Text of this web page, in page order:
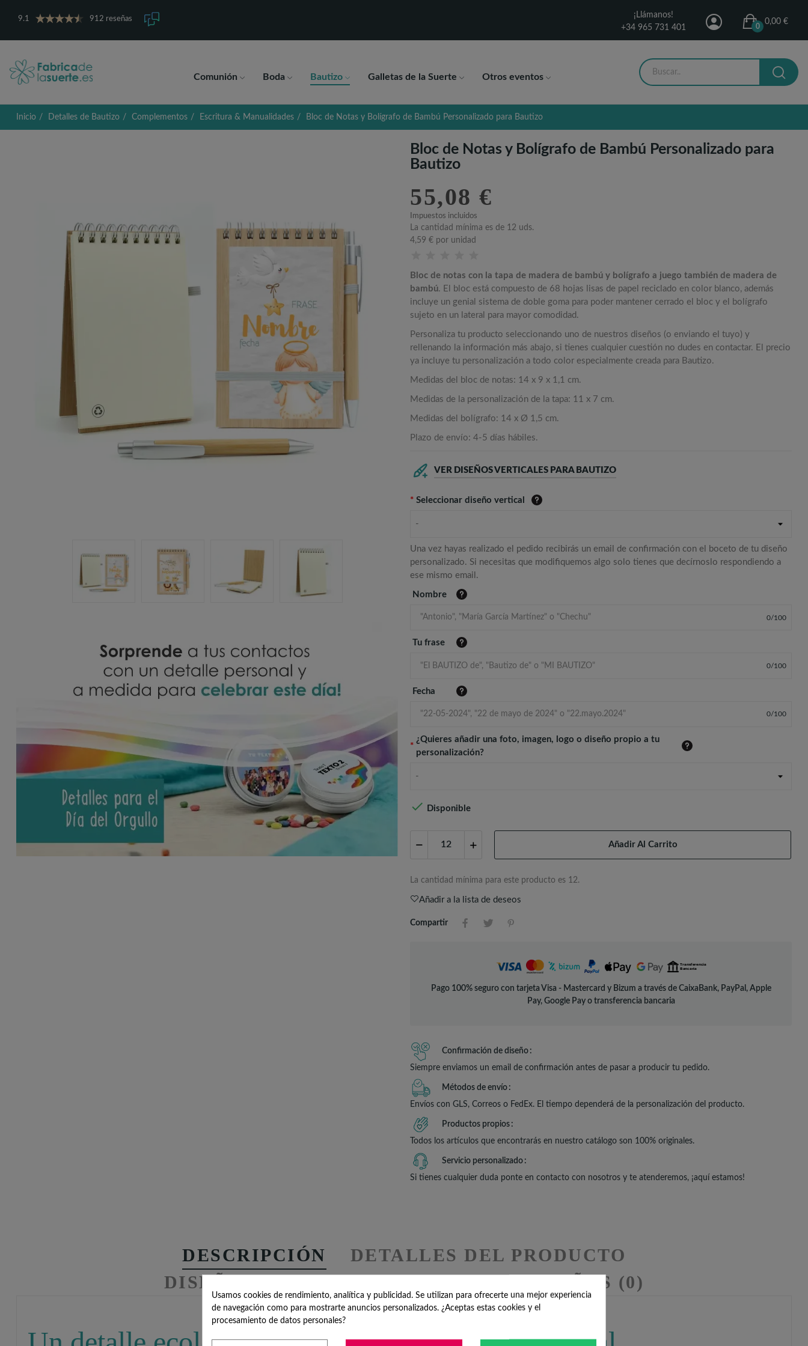
9.1 912 reseñas
¡Llámanos!
+34 965 731 401
0,00 €
0
Comunión Boda Bautizo Galletas de la Suerte Otros eventos
Inicio Detalles de Bautizo Complementos Escritura & Manualidades Bloc de Notas y Bolígrafo de Bambú Personalizado para Bautizo
Bloc de Notas y Bolígrafo de Bambú Personalizado para
Bautizo
55,08 €
Impuestos incluidos
La cantidad mínima es de 12 uds.
4,59 € por unidad
Bloc de notas con la tapa de madera de bambú y bolígrafo a juego también de madera de
bambú. El bloc está compuesto de 68 hojas lisas de papel reciclado en color blanco, además
incluye un genial sistema de doble goma para poder mantener cerrado el bloc y el bolígrafo
sujeto en un lateral para mayor comodidad.
Personaliza tu producto seleccionando uno de nuestros diseños (o enviando el tuyo) y
rellenando la información más abajo, si tienes cualquier cuestión no dudes en contactar. El precio
ya incluye tu personalización a todo color especialmente creada para Bautizo.
Medidas del bloc de notas: 14 x 9 x 1,1 cm.
Medidas de la personalización de la tapa: 11 x 7 cm.
Medidas del bolígrafo: 14 x Ø 1,5 cm.
Plazo de envío: 4-5 días hábiles.
VER DISEÑOS VERTICALES PARA BAUTIZO
* Seleccionar diseño vertical
-
Una vez hayas realizado el pedido recibirás un email de confirmación con el boceto de tu diseño
personalizado. Si necesitas que modifiquemos algo solo tienes que decírnoslo respondiendo a
ese mismo email.
Nombre
0/100
Tu frase
0/100
Fecha
0/100
*
¿Quieres añadir una foto, imagen, logo o diseño propio a tu
personalización?
-
 Disponible
Añadir Al Carrito
La cantidad mínima para este producto es 12.
Añadir a la lista de deseos
Compartir
Pago 100% seguro con tarjeta Visa - Mastercard y Bizum a través de CaixaBank, PayPal, Apple
Pay, Google Pay o transferencia bancaria
Confirmación de diseño
Siempre enviamos un email de confirmación antes de pasar a producir tu pedido.
Métodos de envío
Envíos con GLS, Correos o FedEx. El tiempo dependerá de la personalización del producto.
Productos propios
Todos los artículos que encontrarás en nuestro catálogo son 100% originales.
Servicio personalizado
Si tienes cualquier duda ponte en contacto con nosotros y te atenderemos, ¡aquí estamos!
DESCRIPCIÓN
DETALLES DEL PRODUCTO
DISEÑOS VERTICALES BAUTIZO
RESEÑAS (0)
Usamos cookies de rendimiento, analítica y publicidad. Se utilizan para ofrecerte una mejor experiencia
de navegación como para mostrarte anuncios personalizados. ¿Aceptas estas cookies y el
procesamiento de datos personales?